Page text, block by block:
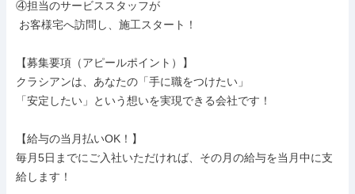
④担当のサービススタッフが
【募集要項（アピールポイント）】
クラシアンは、あなたの「手に職をつけたい」
「安定したい」という想いを実現できる会社です！
【給与の当月払いOK！】
毎月5日までにご入社いただければ、その月の給与を当月中に支
給します！